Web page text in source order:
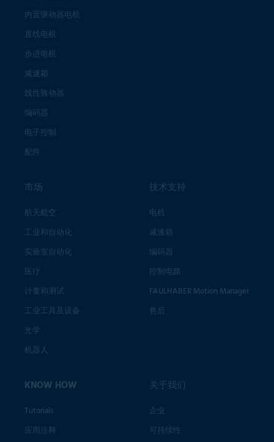
内置驱动器电机
直线电机
步进电机
减速箱
线性致动器
编码器
电子控制
配件
市场
航天航空
工业和自动化
实验室自动化
医疗
计量和测试
工业工具及设备
光学
机器人
技术支持
电机
减速箱
编码器
控制电路
FAULHABER Motion Manager
售后
KNOW HOW
Tutorials
应用注释
关于我们
企业
可持续性